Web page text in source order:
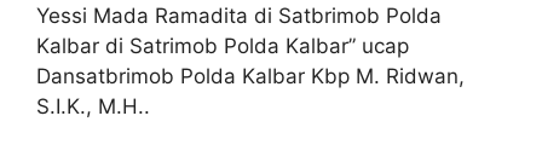
Yessi Mada Ramadita di Satbrimob Polda
Kalbar di Satrimob Polda Kalbar” ucap
Dansatbrimob Polda Kalbar Kbp M. Ridwan,
S.I.K., M.H..